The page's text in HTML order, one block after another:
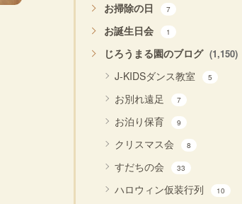
お掃除の日 7
お誕生日会 1
じろうまる園のブログ (1,150)
J-KIDSダンス教室 5
お別れ遠足 7
お泊り保育 9
クリスマス会 8
すだちの会 33
ハロウィン仮装行列 10